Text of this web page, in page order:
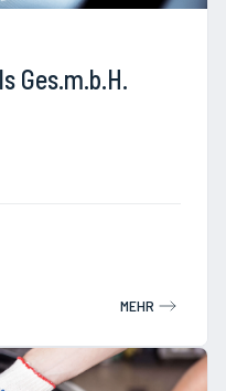
Ges.m.b.H.
MEHR